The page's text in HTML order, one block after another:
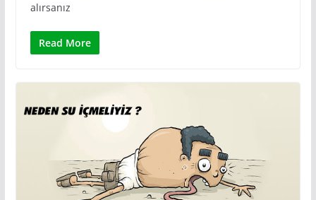
alırsanız
Read More